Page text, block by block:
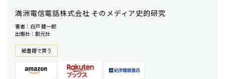
満洲電信電話株式会社 そのメディア史的研究
著者：白戸 健一郎
出版社：創元社
紙書籍で買う